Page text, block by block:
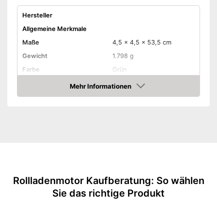
Hersteller
Allgemeine Merkmale
Maße
4,5 x 4,5 x 53,5 cm
Gewicht
1.798 g
Farbe
Grün
Produkteigenschaften
Zuggewicht maximal
Mehr Informationen
Amazon
Rollladenmotor Kaufberatung: So wählen
Sie das richtige Produkt